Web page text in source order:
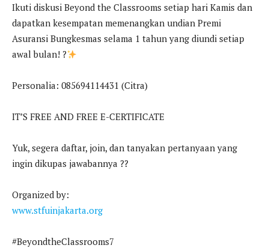
Ikuti diskusi Beyond the Classrooms setiap hari Kamis dan
dapatkan kesempatan memenangkan undian Premi
Asuransi Bungkesmas selama 1 tahun yang diundi setiap
awal bulan! ?
Personalia: 085694114431 (Citra)
IT’S FREE AND FREE E-CERTIFICATE
Yuk, segera daftar, join, dan tanyakan pertanyaan yang
ingin dikupas jawabannya ??
Organized by:
www.stfuinjakarta.org
#BeyondtheClassrooms7